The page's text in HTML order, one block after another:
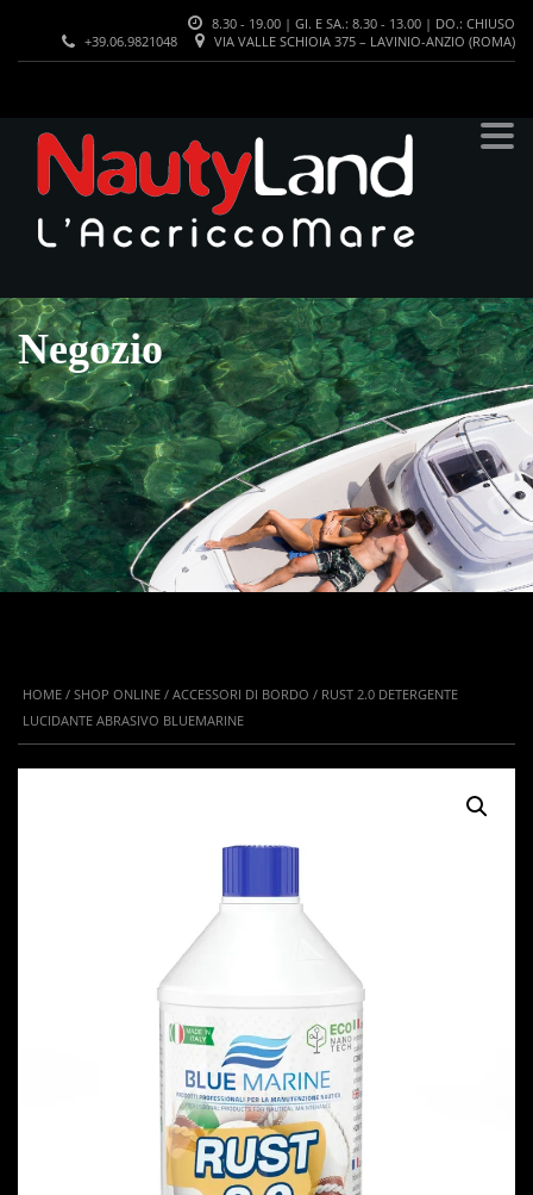
8.30 - 19.00 | GI. E SA.: 8.30 - 13.00 | DO.: CHIUSO
VIA VALLE SCHIOIA 375 – LAVINIO-ANZIO (ROMA)
+39.06.9821048
Negozio
HOME / SHOP ONLINE / ACCESSORI DI BORDO / RUST 2.0 DETERGENTE
LUCIDANTE ABRASIVO BLUEMARINE